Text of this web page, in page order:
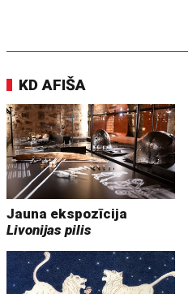
KD AFIŠA
Jauna ekspozīcija
Livonijas pilis